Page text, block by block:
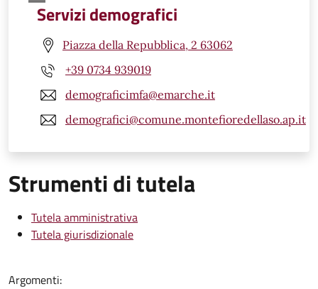
Servizi demografici
Piazza della Repubblica, 2 63062
+39 0734 939019
demograficimfa@emarche.it
demografici@comune.montefioredellaso.ap.it
Strumenti di tutela
Tutela amministrativa
Tutela giurisdizionale
Argomenti: